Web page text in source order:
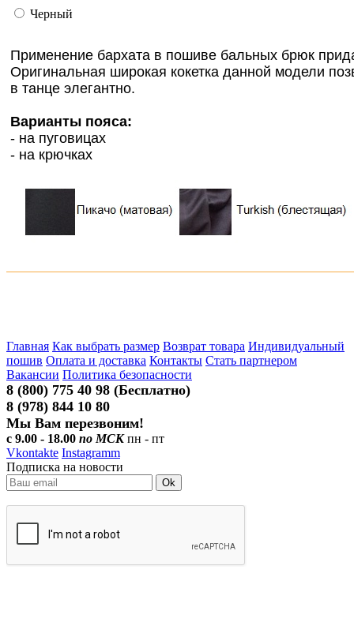
Черный
Применение бархата в пошиве бальных брюк
Оригинальная широкая кокетка данной модели
в танце элегантно.
Варианты пояса:
- на пуговицах
- на крючках
Главная Как выбрать размер Возврат товара Индивидуальный
пошив Оплата и доставка Контакты Стать партнером
Вакансии Политика безопасности
8 (800) 775 40 98 (Бесплатно)
8 (978) 844 10 80
Мы Вам перезвоним!
с 9.00 - 18.00 по МСКпн - пт
Vkontakte Instagramm
Подписка на новости